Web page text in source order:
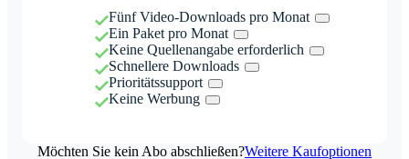
Fünf Video-Downloads pro Monat
Ein Paket pro Monat
Keine Quellenangabe erforderlich
Schnellere Downloads
Prioritätssupport
Keine Werbung
Möchten Sie kein Abo abschließen?Weitere Kaufoptionen